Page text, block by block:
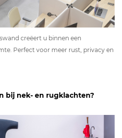
creëert u binnen een
Perfect voor meer rust, privacy en
bij nek- en rugklachten?